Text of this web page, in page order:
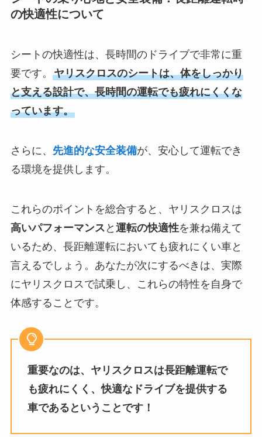
の快適性について
シートの快適性は、長時間のドライブで非常に重
要です。 ヤリスクロスのシートは、体をしっかり
と支える設計で、長時間の運転でも疲れにくくな
っています。
さらに、 先進的な安全装備が、安心して運転でき
る環境を提供します。
これらのポイントを総合すると、ヤリスクロスは
高いパフォーマンス と 運転の快適性を兼ね備えて
いるため、長距離運転においても疲れにくい車と
言えるでしょう。あなたが次にするべきは、実際
にヤリスクロスで試乗し、これらの特性を自身で
体感することです。
重要なのは、ヤリスクロスは長距離運転で
も疲れにくく、快適なドライブを提供する
車であるということです！